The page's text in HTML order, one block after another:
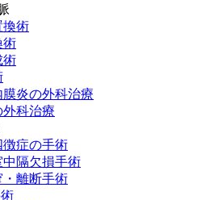
換術
術
術
炎の外科治療
科治療
徴症の手術
中隔欠損手術
・離断手術